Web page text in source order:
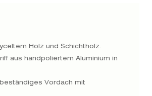
Holz und Schichtholz.
aus handpoliertem Aluminium in
Vordach mit